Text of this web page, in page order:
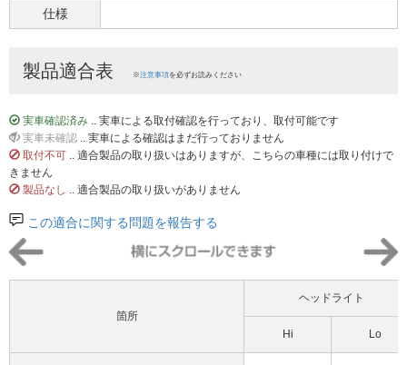
仕様
製品適合表 ※注意事項を必ずお読みください
実車確認済み .. 実車による取付確認を行っており、取付可能です
実車未確認 .. 実車による確認はまだ行っておりません
取付不可 .. 適合製品の取り扱いはありますが、こちらの車種には取り付けで
きません
製品なし .. 適合製品の取り扱いがありません
この適合に関する問題を報告する
箇所
ヘッドライト
Hi Lo